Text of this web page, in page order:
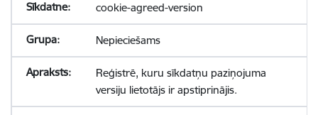
cookie-agreed-version
Nepieciešams
Reģistrē, kuru sīkdatņu paziņojuma
versiju lietotājs ir apstiprinājis.